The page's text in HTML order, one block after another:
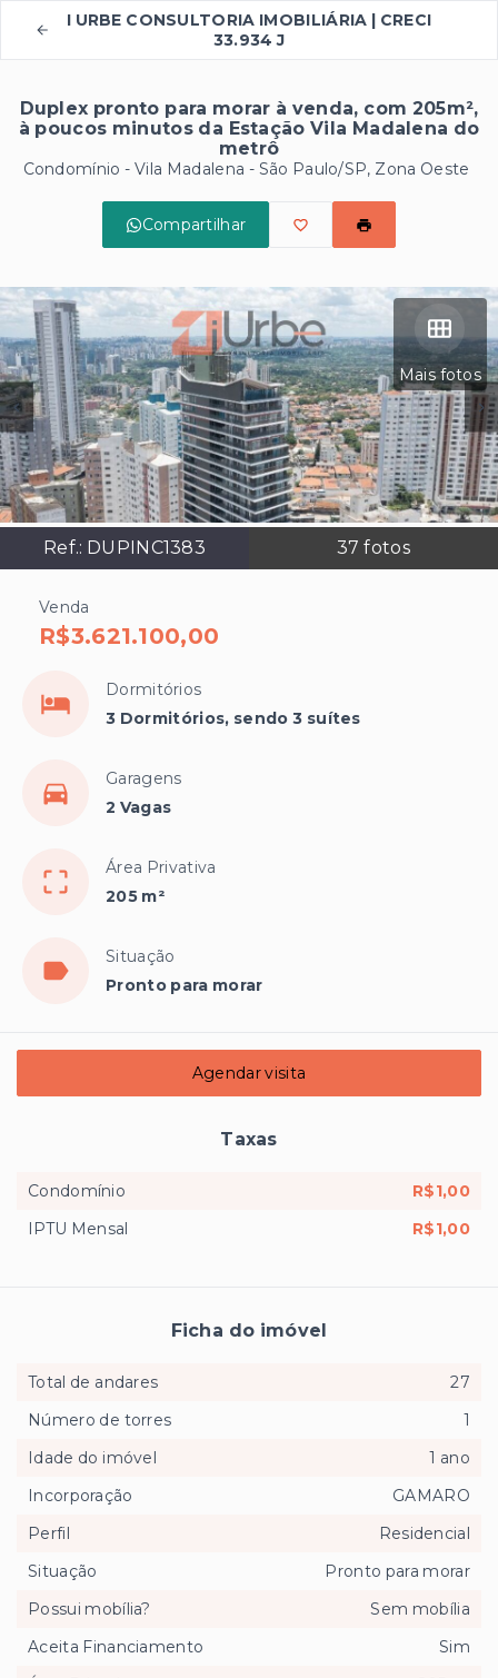
I URBE CONSULTORIA IMOBILIÁRIA | CRECI
33.934 J
Duplex pronto para morar à venda, com 205m²,
à poucos minutos da Estação Vila Madalena do
metrô
Condomínio - Vila Madalena - São Paulo/SP, Zona Oeste
Compartilhar
Mais fotos
Ref.: DUPINC1383 37 fotos
Venda
R$3.621.100,00
Dormitórios
3 Dormitórios, sendo 3 suítes
Garagens
2 Vagas
Área Privativa
205 m²
Situação
Pronto para morar
Agendar visita
Taxas
Condomínio
R$1,00
IPTU Mensal
R$1,00
Ficha do imóvel
Total de andares
27
Número de torres
1
Idade do imóvel
1 ano
Incorporação
GAMARO
Perfil
Residencial
Situação
Pronto para morar
Possui mobília?
Sem mobília
Aceita Financiamento
Sim